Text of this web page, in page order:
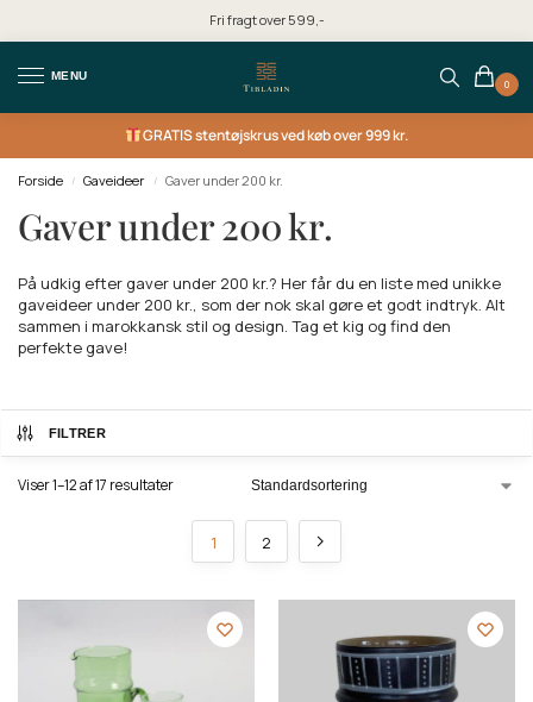
Fri fragt over 599,-
MENU
0
GRATISstentøjskrus ved køb over 999 kr.
Forside / Gaveideer / Gaver under 200 kr.
Gaver under 200 kr.
På udkig efter gaver under 200 kr.? Her får du en liste med unikke
gaveideer under 200 kr., som der nok skal gøre et godt indtryk. Alt
sammen i marokkansk stil og design. Tag et kig og find den
perfekte gave!
FILTRER
Viser 1–12 af 17 resultater
1 2